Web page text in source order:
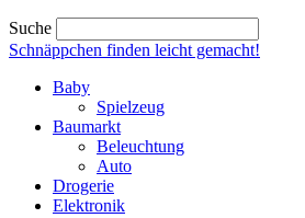
Suche
Schnäppchen finden leicht gemacht!
Baby
Spielzeug
Baumarkt
Beleuchtung
Auto
Drogerie
Elektronik